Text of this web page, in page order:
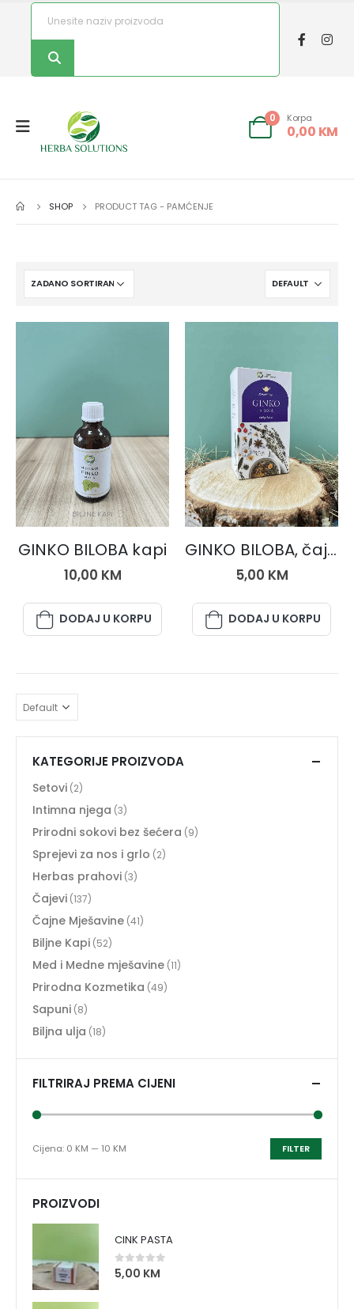
0 Korpa
0,00 KM
SHOP PRODUCT TAG - PAMĆENJE
BILJNE KAPI
GINKO BILOBA kapi
10,00 KM
DODAJ U KORPU
ČAJEVI
GINKO BILOBA, čaj 50 gr.
5,00 KM
DODAJ U KORPU
KATEGORIJE PROIZVODA
Setovi (2)
Intimna njega (3)
Prirodni sokovi bez šećera (9)
Sprejevi za nos i grlo (2)
Herbas prahovi (3)
Čajevi (137)
Čajne Mješavine (41)
Biljne Kapi (52)
Med i Medne mješavine (11)
Prirodna Kozmetika (49)
Sapuni (8)
Biljna ulja (18)
FILTRIRAJ PREMA CIJENI
FILTER
Cijena: 0 KM — 10 KM
PROIZVODI
CINK PASTA
0 out of 5
5,00 KM